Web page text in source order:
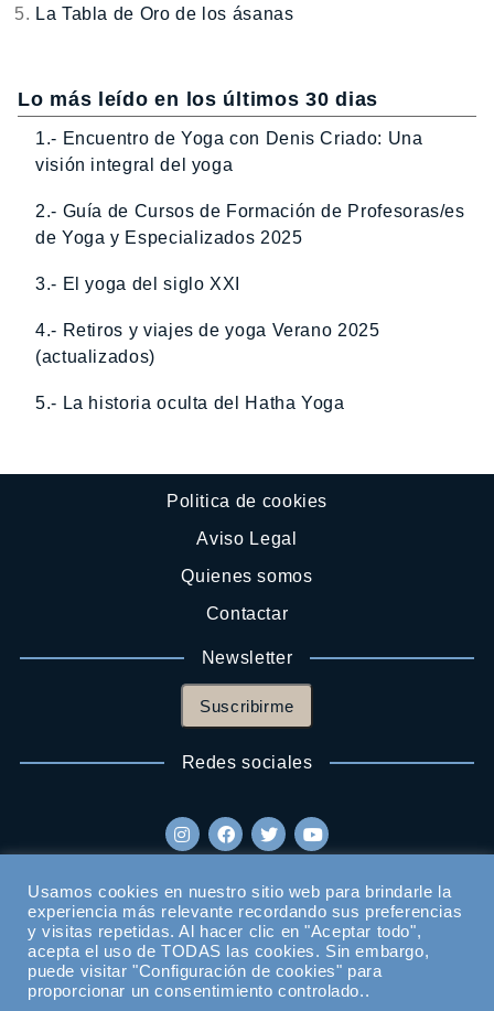
La Tabla de Oro de los ásanas
Lo más leído en los últimos 30 dias
1.- Encuentro de Yoga con Denis Criado: Una
visión integral del yoga
2.- Guía de Cursos de Formación de Profesoras/es
de Yoga y Especializados 2025
3.- El yoga del siglo XXI
4.- Retiros y viajes de yoga Verano 2025
(actualizados)
5.- La historia oculta del Hatha Yoga
Politica de cookies
Aviso Legal
Quienes somos
Contactar
Newsletter
Suscribirme
Redes sociales
Usamos cookies en nuestro sitio web para brindarle la
experiencia más relevante recordando sus preferencias
y visitas repetidas. Al hacer clic en "Aceptar todo",
acepta el uso de TODAS las cookies. Sin embargo,
puede visitar "Configuración de cookies" para
proporcionar un consentimiento controlado..